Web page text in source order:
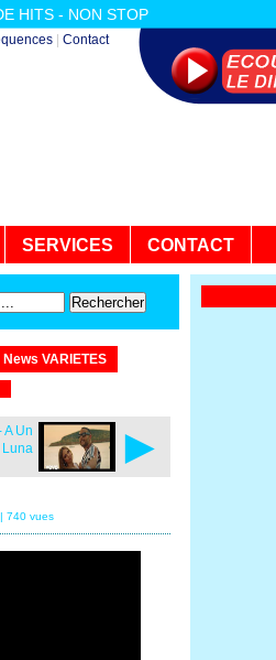
HITS - NON STOP
Contact
SERVICES CONTACT
News VARIETES
►
A Un
Luna
| 740 vues